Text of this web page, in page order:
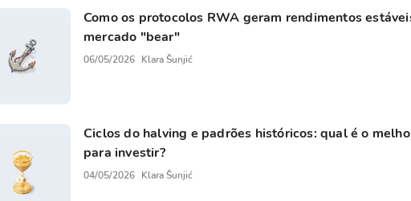
Como os protocolos RWA geram rendimentos
mercado "bear"
06/05/2026 Klara Šunjić
Ciclos do halving e padrões históricos: qual é o
para investir?
04/05/2026 Klara Šunjić